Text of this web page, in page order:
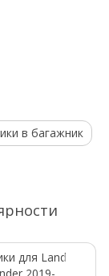
в багажник